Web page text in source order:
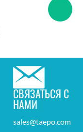
СВЯЗАТЬСЯ С
НАМИ
sales@taepo.com